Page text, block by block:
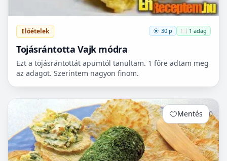
Előételek 30 p 🍽️ 1 adag
Tojásrántotta Vajk módra
Ezt a tojásrántottát apumtól tanultam. 1 főre adtam meg
az adagot. Szerintem nagyon finom.
Mentés 0